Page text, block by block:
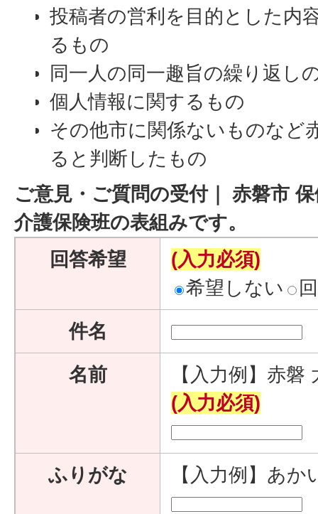
投稿者の営利を目的とした内
るもの
同一人の同一趣旨の繰り返し
個人情報に関するもの
その他市に関係ないものなど
ると判断したもの
ご意見・ご質問の受付｜ 赤磐市
介護保険班の表組みです。
回答希望
(入力必須)
希望しない
件名
名前
【入力例】赤磐
(入力必須)
ふりがな 【入力例】あ